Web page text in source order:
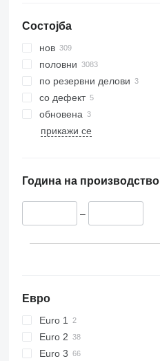
Состојба
нов
половни
по резервни делови
со дефект
обновена
прикажи се
Година на производство
–
Евро
Euro 1
Euro 2
Euro 3